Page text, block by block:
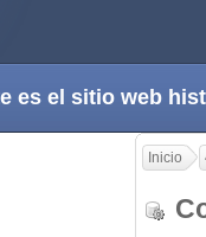
es el sitio web
Inicio